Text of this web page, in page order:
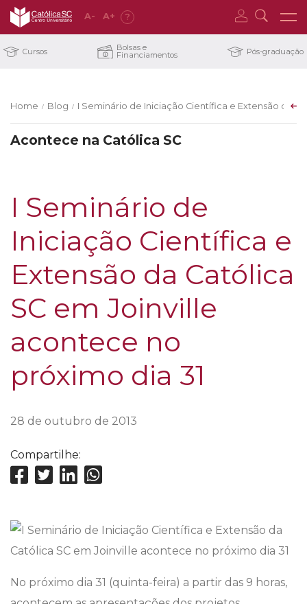
A- A+ ?
Cursos Bolsas e
Financiamentos Pós-graduação
Home / Blog / I Seminário de Iniciação Científica e Extensão da
Acontece na Católica SC
I Seminário de
Iniciação Científica e
Extensão da Católica
SC em Joinville
acontece no
próximo dia 31
28 de outubro de 2013
Compartilhe:
No próximo dia 31 (quinta-feira) a partir das 9 horas,